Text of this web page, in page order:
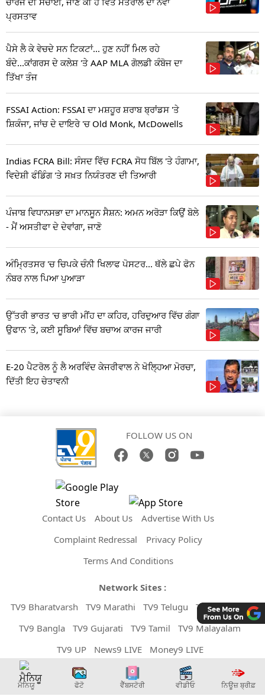
ਪ੍ਰਸਤਾਵ
ਪੈਸੇ ਲੈ ਕੇ ਵੇਚਦੇ ਸਨ ਟਿਕਟਾਂ... ਹੁਣ ਨਹੀਂ ਮਿਲ ਰਹੇ
ਬੰਦੇ...ਕਾਂਗਰਸ ਦੇ ਕਲੇਸ਼ 'ਤੇ AAP MLA ਗੋਲਡੀ ਕੰਬੋਜ ਦਾ
ਤਿੱਖਾ ਤੰਜ
FSSAI Action: FSSAI ਦਾ ਮਸ਼ਹੂਰ ਸ਼ਰਾਬ ਬ੍ਰਾਂਡਸ 'ਤੇ
ਸ਼ਿਕੰਜਾ, ਜਾਂਚ ਦੇ ਦਾਇਰੇ 'ਚ Old Monk, McDowells
Indias FCRA Bill: ਸੰਸਦ ਵਿੱਚ FCRA ਸੋਧ ਬਿੱਲ 'ਤੇ ਹੰਗਾਮਾ,
ਵਿਦੇਸ਼ੀ ਫੰਡਿੰਗ 'ਤੇ ਸਖ਼ਤ ਨਿਯੰਤਰਣ ਦੀ ਤਿਆਰੀ
ਪੰਜਾਬ ਵਿਧਾਨਸਭਾ ਦਾ ਮਾਨਸੂਨ ਸੈਸ਼ਨ: ਅਮਨ ਅਰੋੜਾ ਕਿਉਂ ਬੋਲੇ
- ਮੈਂ ਅਸਤੀਫਾ ਦੇ ਦੇਵਾਂਗਾ, ਜਾਣੋ
ਅੰਮ੍ਰਿਤਸਰ 'ਚ ਚਿਪਕੇ ਚੰਨੀ ਖਿਲਾਫ ਪੋਸਟਰ... ਥੱਲੇ ਛਪੇ ਫੋਨ
ਨੰਬਰ ਨਾਲ ਪਿਆ ਪੁਆੜਾ
ਉੱਤਰੀ ਭਾਰਤ 'ਚ ਭਾਰੀ ਮੀਂਹ ਦਾ ਕਹਿਰ, ਹਰਿਦੁਆਰ ਵਿੱਚ ਗੰਗਾ
ਉਫਾਨ 'ਤੇ, ਕਈ ਸੂਬਿਆਂ ਵਿੱਚ ਬਚਾਅ ਕਾਰਜ ਜਾਰੀ
E-20 ਪੈਟਰੋਲ ਨੂੰ ਲੈ ਅਰਵਿੰਦ ਕੇਜਰੀਵਾਲ ਨੇ ਖੋਲ੍ਹਿਆ ਮੋਰਚਾ,
ਦਿੱਤੀ ਇਹ ਚੇਤਾਵਨੀ
FOLLOW US ON
Contact Us About Us
Advertise With Us
Complaint Redressal
Privacy Policy
Terms And Conditions
Network Sites :
TV9 Bharatvarsh
TV9 Marathi TV9 Telugu
TV9 Kannada
TV9 Bangla
TV9 Gujarati TV9 Tamil
TV9 Malayalam
TV9 UP
News9 LIVE Money9 LIVE
Copyright © 2026 TV9 Punjabi. All Rights Reserved.
ਮੈਨਿਯੂ
ਫੋਟੋ ਵੈੱਬਸਟੋਰੀ ਵੀਡੀਓ ਨਿਊਜ਼ ਬ੍ਰੀਫ਼